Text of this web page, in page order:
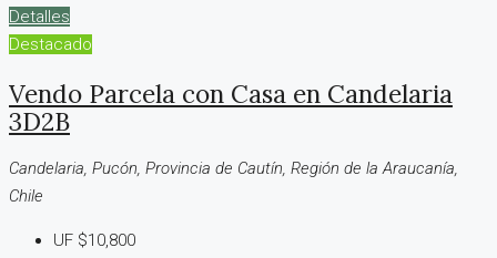
Detalles
Destacado
Vendo Parcela con Casa en Candelaria
3D2B
Candelaria, Pucón, Provincia de Cautín, Región de la Araucanía,
Chile
UF $10,800